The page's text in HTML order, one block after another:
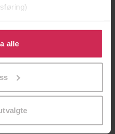
oss ditt samtykke til å
Du kan også
formål ved å klikke
alle
(forfatter)
Publishing
,Dokumentar og fakta